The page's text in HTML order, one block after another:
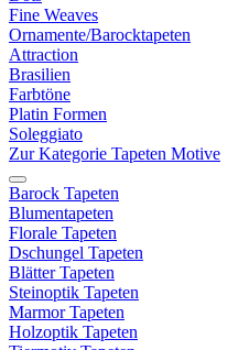
Fine Weaves
Ornamente/Barocktapeten
Attraction
Brasilien
Farbtöne
Platin Formen
Soleggiato
Zur Kategorie Tapeten Motive
Barock Tapeten
Blumentapeten
Florale Tapeten
Dschungel Tapeten
Blätter Tapeten
Steinoptik Tapeten
Marmor Tapeten
Holzoptik Tapeten